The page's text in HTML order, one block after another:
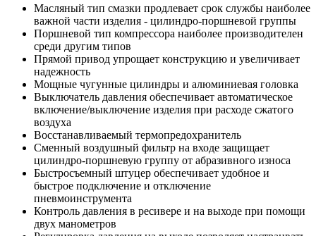
Масляный тип смазки продлевает срок службы наиболее
важной части изделия - цилиндро-поршневой группы
Поршневой тип компрессора наиболее производителен
среди другим типов
Прямой привод упрощает конструкцию и увеличивает
надежность
Мощные чугунные цилиндры и алюминиевая головка
Выключатель давления обеспечивает автоматическое
включение/выключение изделия при расходе сжатого
воздуха
Восстанавливаемый термопредохранитель
Сменный воздушный фильтр на входе защищает
цилиндро-поршневую группу от абразивного износа
Быстросъемный штуцер обеспечивает удобное и
быстрое подключение и отключение
пневмоинструмента
Контроль давления в ресивере и на выходе при помощи
двух манометров